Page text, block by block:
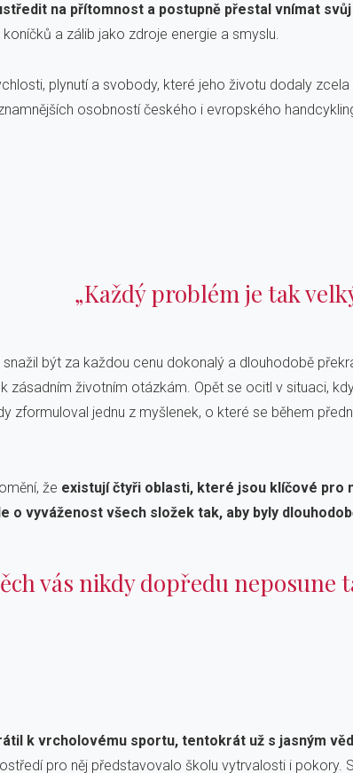
na přítomnost a postupně přestal vnímat
a zálib jako zdroje energie a smyslu.
plynutí a svobody, které jeho životu dodaly
osobností českého i evropského
„Každý problém je tak
být za každou cenu dokonalý a dlouhodobě
zásadním životním otázkám. Opět se ocitl v situaci,
zformuloval jednu z myšlenek, o které se během
že existují čtyři oblasti, které jsou klíčové pro
o vyváženost všech složek tak, aby byly
vás nikdy dopředu neposune
k vrcholovému sportu, tentokrát už s jasným
pro něj představovalo školu vytrvalosti i